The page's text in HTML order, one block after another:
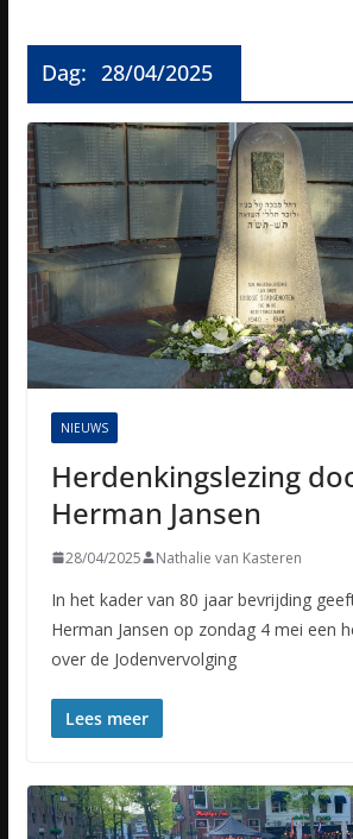
Dag: 28/04/2025
NIEUWS
Herdenkingslezing
Herman Jansen
28/04/2025 Nathalie van Kasteren
In het kader van 80 jaar bevrijding
Herman Jansen op zondag 4 mei een
over de Jodenvervolging
Lees meer